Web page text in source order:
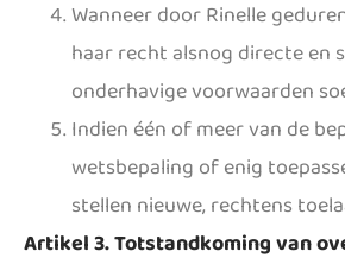
Wanneer door Rinelle
haar recht alsnog directe en
onderhavige voorwaarden
Indien één of meer van de
wetsbepaling of enig
stellen nieuwe, rechtens
Artikel 3. Totstandkoming van